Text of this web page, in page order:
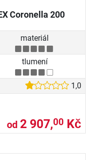
Coronella 200
materiál
tlumení
1,0
od 2 907,00 Kč